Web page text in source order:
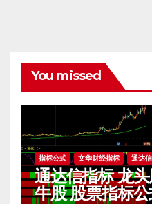
You missed
指标公式 文华财经指标 通达
通达信指标 龙
牛股 股票指标